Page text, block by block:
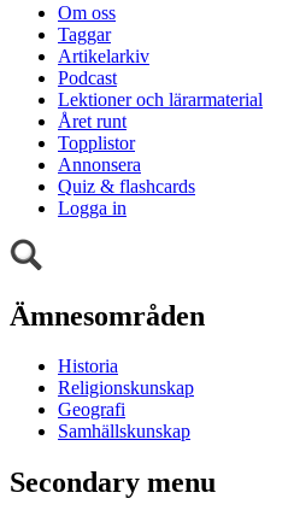
Om oss
Taggar
Artikelarkiv
Podcast
Lektioner och lärarmaterial
Året runt
Topplistor
Annonsera
Quiz & flashcards
Logga in
Ämnesområden
Historia
Religionskunskap
Geografi
Samhällskunskap
Secondary menu